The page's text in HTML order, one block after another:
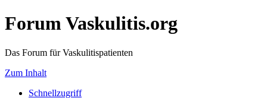
Forum Vaskulitis.org
Das Forum für Vaskulitispatienten
Zum Inhalt
Schnellzugriff